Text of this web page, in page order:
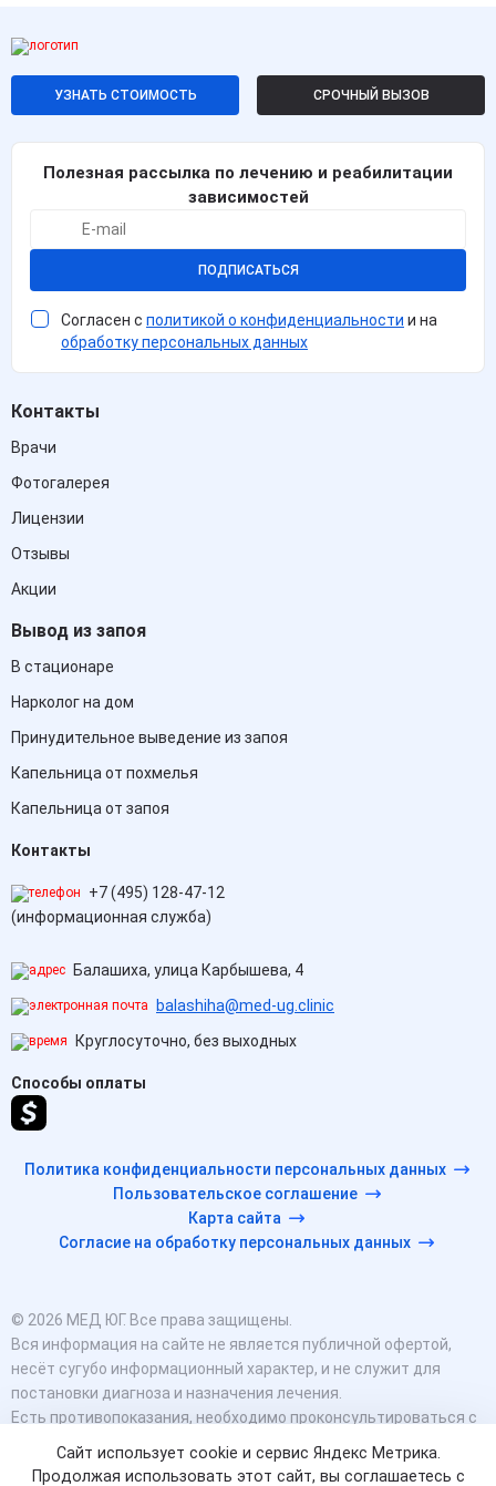
УЗНАТЬ СТОИМОСТЬ СРОЧНЫЙ ВЫЗОВ
Полезная рассылка по лечению и реабилитации
зависимостей
ПОДПИСАТЬСЯ
Согласен с политикой о конфиденциальности и на
обработку персональных данных
Контакты
Врачи
Фотогалерея
Лицензии
Отзывы
Акции
Вывод из запоя
В стационаре
Нарколог на дом
Принудительное выведение из запоя
Капельница от похмелья
Капельница от запоя
Контакты
+7 (495) 128-47-12
(информационная служба)
Балашиха, улица Карбышева, 4
balashiha@med-ug.clinic
Круглосуточно, без выходных
Способы оплаты
Политика конфиденциальности персональных данных
Пользовательское соглашение
Карта сайта
Согласие на обработку персональных данных
© 2026 МЕД ЮГ. Все права защищены.
Вся информация на сайте не является публичной офертой,
несёт сугубо информационный характер, и не служит для
постановки диагноза и назначения лечения.
Есть противопоказания, необходимо проконсультироваться с
мессенджерам и в соцсетях носят исключительно
Сайт использует cookie и сервис Яндекс Метрика.
Продолжая использовать этот сайт, вы соглашаетесь с